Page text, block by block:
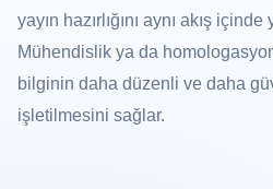
yayın hazırlığını aynı akış
Mühendislik ya da
bilginin daha düzenli ve daha
işletilmesini sağlar.